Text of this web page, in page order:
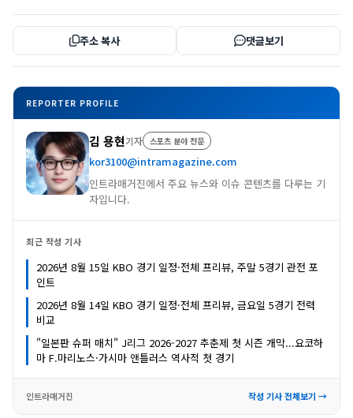
주소 복사 댓글보기
REPORTER PROFILE
김 용현기자 스포츠 분야 전문
kor3100@intramagazine.com
인트라매거진에서 주요 뉴스와 이슈 콘텐츠를 다루는 기
자입니다.
최근 작성 기사
2026년 8월 15일 KBO 경기 일정·전체 프리뷰, 주말 5경기 관전 포
인트
2026년 8월 14일 KBO 경기 일정·전체 프리뷰, 금요일 5경기 전력
비교
"일본판 슈퍼 매치" J리그 2026-2027 추춘제 첫 시즌 개막...요코하
마 F.마리노스·가시마 앤틀러스 역사적 첫 경기
인트라매거진 작성 기사 전체보기 →